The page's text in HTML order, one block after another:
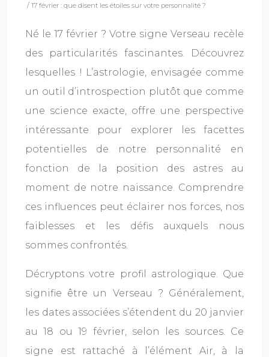
/ 17 février : que disent les étoiles sur votre personnalité ?
Né le 17 février ? Votre signe Verseau recèle
des particularités fascinantes. Découvrez
lesquelles ! L’astrologie, envisagée comme
un outil d’introspection plutôt que comme
une science exacte, offre une perspective
intéressante pour explorer les facettes
potentielles de notre personnalité en
fonction de la position des astres au
moment de notre naissance. Comprendre
ces influences peut éclairer nos forces, nos
faiblesses et les défis auxquels nous
sommes confrontés.
Décryptons votre profil astrologique. Que
signifie être un Verseau ? Généralement,
les dates associées s’étendent du 20 janvier
au 18 ou 19 février, selon les sources. Ce
signe est rattaché à l’élément Air, à la